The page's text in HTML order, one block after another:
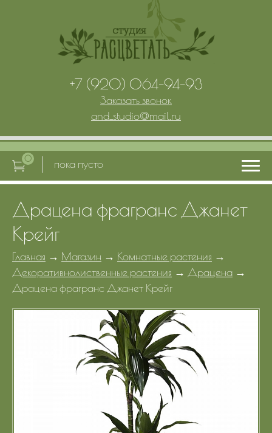
Драцена фрагранс Джанет
Крейг
Главная → Магазин → Комнатные растения →
Декоративнолиственные растения → Драцена →
Драцена фрагранс Джанет Крейг
+7 (920) 064-94-93
Заказать звонок
and_studio@mail.ru
0 пока пусто
Главная
Услуги
Портфолио
Цены
Контакты